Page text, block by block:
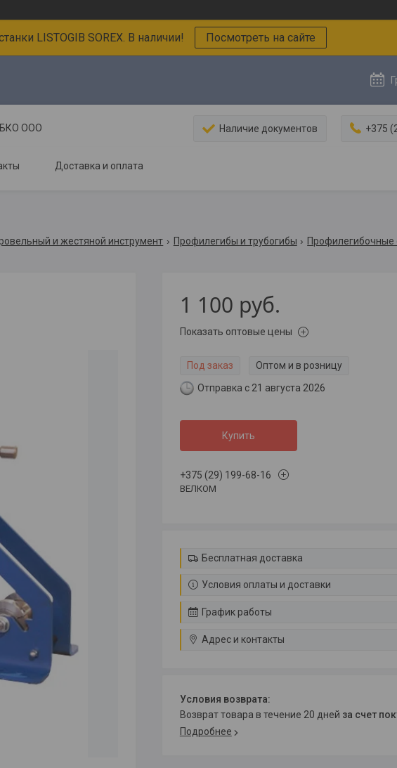
LISTOGIB SOREX. В наличии! Посмотреть на сайте
ООО Наличие документов +375
Доставка и оплата
и жестяной инструмент Профилегибы и трубогибы Профилегибочные
1 100 руб.
Показать оптовые цены
Под заказ
Оптом и в розницу
Отправка с 21 августа 2026
Купить
+375 (29) 199-68-16
ВЕЛКОМ
Бесплатная доставка
Условия оплаты и доставки
График работы
Адрес и контакты
возврат товара в течение 20 дней за счет
Подробнее